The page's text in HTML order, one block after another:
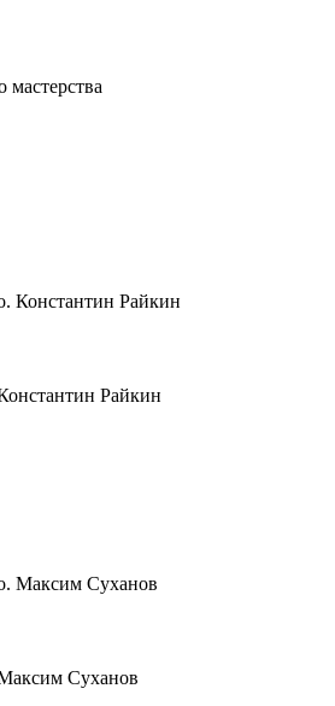
мастерства
Райкин
Суханов